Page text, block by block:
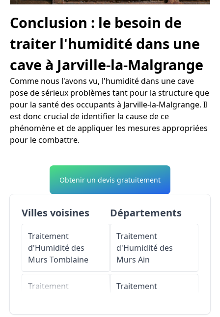
Conclusion : le besoin de
traiter l'humidité dans une
cave à Jarville-la-Malgrange
Comme nous l'avons vu, l'humidité dans une cave
pose de sérieux problèmes tant pour la structure que
pour la santé des occupants à Jarville-la-Malgrange. Il
est donc crucial de identifier la cause de ce
phénomène et de appliquer les mesures appropriées
pour le combattre.
Obtenir un devis gratuitement
Villes voisines
Traitement
d'Humidité des
Murs Tomblaine
Traitement
Départements
Traitement
d'Humidité des
Murs Ain
Traitement